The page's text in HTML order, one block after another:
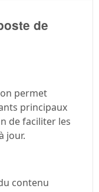
de
permet
principaux
de faciliter les
jour.
contenu